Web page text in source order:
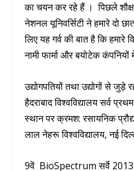
का चयन कर रहे हैं । पिछले
नेशनल यूनिवर्सिटी ने हमारे दो
लिए यह गर्व की बात है कि हमारे
नामी फार्मा और बयोटेक कंपनियों
उद्योगपतियों तथा उद्योगों से
हैदराबाद विश्वविद्यालय सर्व
स्थान पर क्रमश: रसायनिक
लाल नेहरू विश्वविद्यालय, नई
9वें BioSpectrum सर्वे 2013